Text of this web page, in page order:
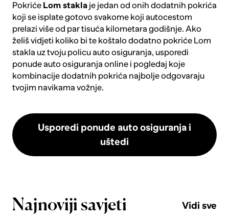
Pokriće Lom staklaje jedan od onih dodatnih pokrića
koji se isplate gotovo svakome koji autocestom
prelazi više od par tisuća kilometara godišnje. Ako
želiš vidjeti koliko bi te koštalo dodatno pokriće Lom
stakla uz tvoju policu auto osiguranja, usporedi
ponude auto osiguranja onlinei pogledaj koje
kombinacije dodatnih pokrića najbolje odgovaraju
tvojim navikama vožnje.
Usporedi ponude auto osiguranja i
uštedi
Najnoviji savjeti Vidi sve